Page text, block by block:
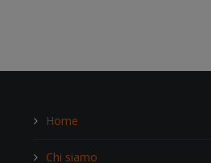
Home
Chi siamo